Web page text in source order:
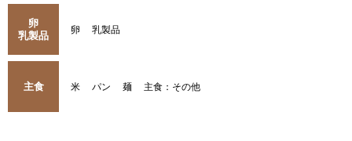
卵
乳製品
卵 乳製品
主食 米 パン 麺 主食：その他